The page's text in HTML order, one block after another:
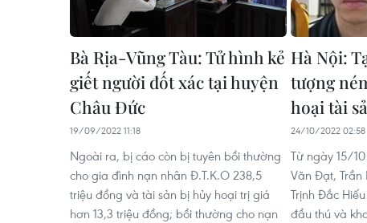
Bà Rịa-Vũng Tàu: Tử hình kẻ
giết người đốt xác tại huyện
Châu Đức
19/09/2022 11:18
Ngoài ra, bị cáo còn bị tuyên bồi thường
cho gia đình nạn nhân Đ.T.K.O 238,5
triệu đồng và tài sản bị hủy hoại trị giá
hơn 13,3 triệu đồng; bồi thường cho nạn
Hà Nội:
tượng
hoại tài
24/10/2022 02:58
Từ ngày 15/
Văn Đạt, Trần
Trịnh Đắc
đầu thú và